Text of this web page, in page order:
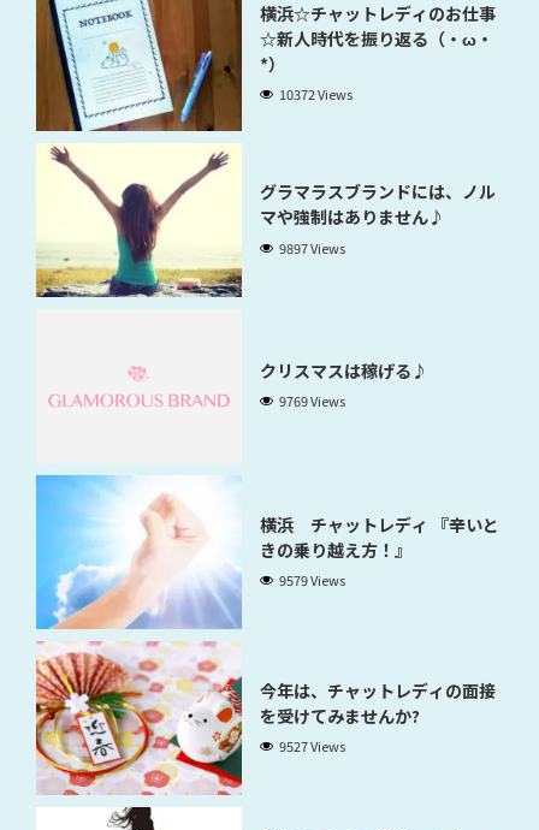
横浜☆チャットレディのお仕事
☆新人時代を振り返る（・ω・
*）
10372 Views
グラマラスブランドには、ノル
マや強制はありません♪
9897 Views
クリスマスは稼げる♪
9769 Views
横浜 チャットレディ 『辛いと
きの乗り越え方！』
9579 Views
今年は、チャットレディの面接
を受けてみませんか?
9527 Views